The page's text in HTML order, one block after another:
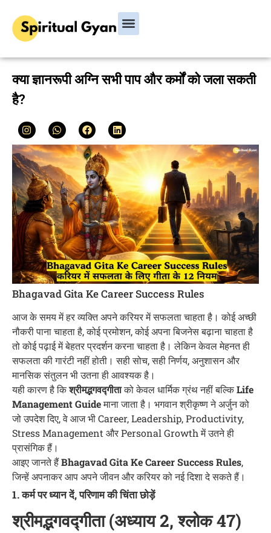
क्या ज्ञानरूपी अग्नि सभी पाप और कर्मों को जला सकती
है?
Bhagavad Gita Ke Career Success Rules
आज के समय में हर व्यक्ति अपने करियर में सफलता चाहता है। कोई अच्छी
नौकरी पाना चाहता है, कोई प्रमोशन, कोई अपना बिजनेस बढ़ाना चाहता है
तो कोई पढ़ाई में बेहतर प्रदर्शन करना चाहता है। लेकिन केवल मेहनत ही
सफलता की गारंटी नहीं होती। सही सोच, सही निर्णय, अनुशासन और
मानसिक संतुलन भी उतना ही आवश्यक है।
यही कारण है किश्रीमद्भगवद्गीताको केवल धार्मिक ग्रंथ नहीं बल्किLife
Management Guideमाना जाता है। भगवान श्रीकृष्ण ने अर्जुन को
जो उपदेश दिए, वे आज भी Career, Leadership, Productivity,
Stress Management और Personal Growth में उतने ही
प्रासंगिक हैं।
आइए जानते हैंBhagavad Gita Ke Career Success Rules,
जिन्हें अपनाकर आप अपने जीवन और करियर को नई दिशा दे सकते हैं।
1. कर्म पर ध्यान दें, परिणाम की चिंता छोड़ें
श्रीमद्भगवद्गीता (अध्याय 2, श्लोक 47)